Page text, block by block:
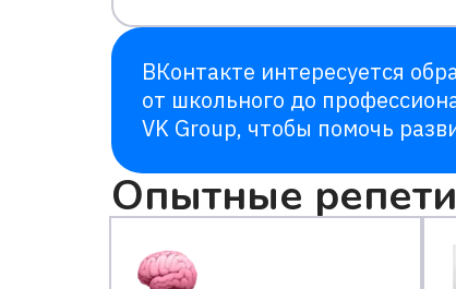
ВКонтакте интересуется
от школьного до
VK Group, чтобы помочь
Опытные